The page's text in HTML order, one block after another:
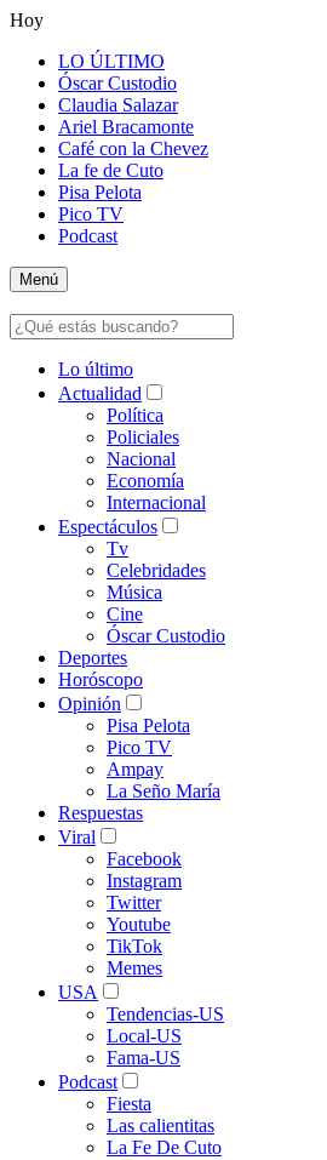
Hoy
LO ÚLTIMO
Óscar Custodio
Claudia Salazar
Ariel Bracamonte
Café con la Chevez
La fe de Cuto
Pisa Pelota
Pico TV
Podcast
Menú
Lo último
Actualidad
Política
Policiales
Nacional
Economía
Internacional
Espectáculos
Tv
Celebridades
Música
Cine
Óscar Custodio
Deportes
Horóscopo
Opinión
Pisa Pelota
Pico TV
Ampay
La Seño María
Respuestas
Viral
Facebook
Instagram
Twitter
Youtube
TikTok
Memes
USA
Tendencias-US
Local-US
Fama-US
Podcast
Fiesta
Las calientitas
La Fe De Cuto